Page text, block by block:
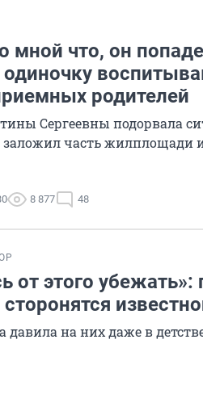
мной что, он
родителей
Сергеевны подорвала
часть жилплощади
8 877 48
от этого
давила на них даже в